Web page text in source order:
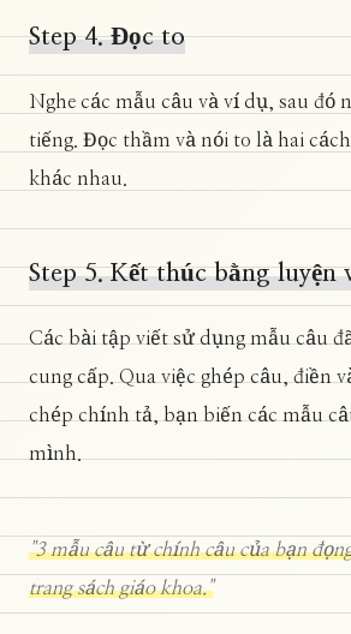
Step 4. Đọc to
Nghe các mẫu câu và ví dụ, sau đó
tiếng. Đọc thầm và nói to là hai
khác nhau.
Step 5. Kết thúc bằng luyện
Các bài tập viết sử dụng mẫu câu
cung cấp. Qua việc ghép câu, điền
chép chính tả, bạn biến các mẫu
mình.
"3 mẫu câu từ chính câu của bạn
trang sách giáo khoa."